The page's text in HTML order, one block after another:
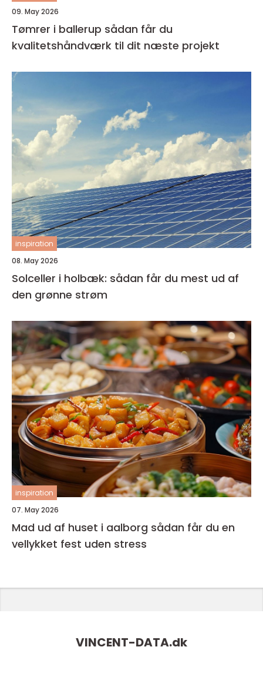
09. May 2026
Tømrer i ballerup sådan får du
kvalitetshåndværk til dit næste projekt
inspiration
08. May 2026
Solceller i holbæk: sådan får du mest ud af
den grønne strøm
inspiration
07. May 2026
Mad ud af huset i aalborg sådan får du en
vellykket fest uden stress
VINCENT-DATA.dk